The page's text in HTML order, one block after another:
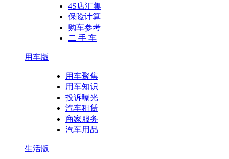
4S店汇集
保险计算
购车参考
二 手 车
用车版
用车聚焦
用车知识
投诉曝光
汽车租赁
商家服务
汽车用品
生活版